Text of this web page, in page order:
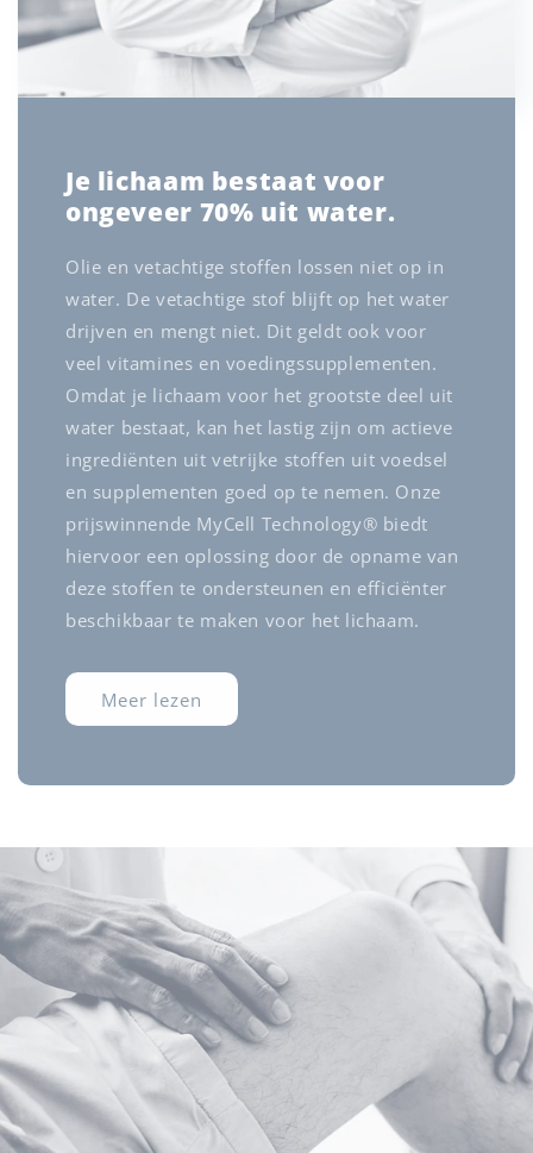
Je lichaam bestaat voor
ongeveer 70% uit water.
Olie en vetachtige stoffen lossen niet op in
water. De vetachtige stof blijft op het water
drijven en mengt niet. Dit geldt ook voor
veel vitamines en voedingssupplementen.
Omdat je lichaam voor het grootste deel uit
water bestaat, kan het lastig zijn om actieve
ingrediënten uit vetrijke stoffen uit voedsel
en supplementen goed op te nemen. Onze
prijswinnende MyCell Technology® biedt
hiervoor een oplossing door de opname van
deze stoffen te ondersteunen en efficiënter
beschikbaar te maken voor het lichaam.
Meer lezen